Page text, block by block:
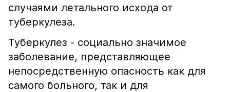
случаями летального исхода от
туберкулеза.
Туберкулез - социально значимое
заболевание, представляющее
непосредственную опасность как для
самого больного, так и для